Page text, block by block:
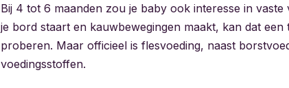
Bij 4 tot 6 maanden zou je baby ook interesse in
je bord staart en kauwbewegingen maakt, kan dat een
proberen. Maar officieel is flesvoeding, naast
voedingsstoffen.